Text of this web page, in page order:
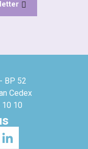
BP 52
Cedex
10 10